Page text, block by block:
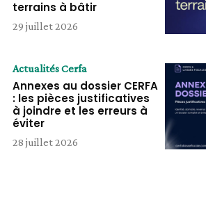
terrains à bâtir
29 juillet 2026
Actualités Cerfa
Annexes au dossier CERFA
: les pièces justificatives
à joindre et les erreurs à
éviter
28 juillet 2026